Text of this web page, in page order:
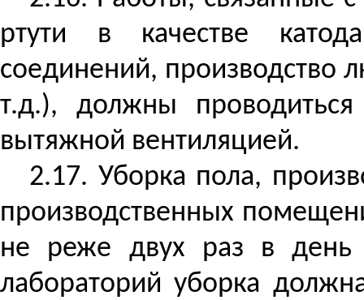
ртути в качестве
соединений, производство
т.д.), должны
вытяжной вентиляцией.
2.17. Уборка пола,
производственных
не реже двух раз в
лабораторий уборка